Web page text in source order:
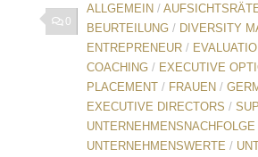
0
ALLGEMEIN /
BEURTEILUNG / DIVERSITY
ENTREPRENEUR /
COACHING / EXECUTIVE
PLACEMENT / FRAUEN /
EXECUTIVE DIRECTORS /
UNTERNEHMENSNACHFOLGE
UNTERNEHMENSWERTE /